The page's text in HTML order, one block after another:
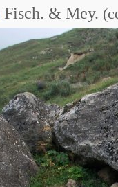
Fisch. & Mey. (